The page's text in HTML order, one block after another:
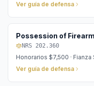
Ver guía de defensa
Possession of
NRS 202.360
Honorarios $7,500 · Fianza
Ver guía de defensa